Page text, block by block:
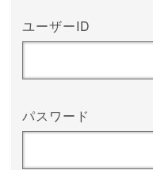
ユーザーID
パスワード